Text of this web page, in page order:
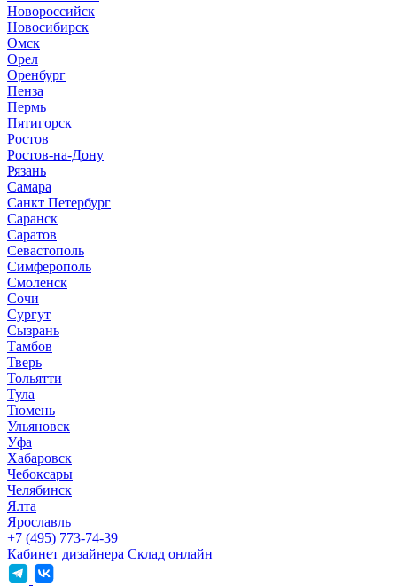
Новороссийск
Новосибирск
Омск
Орел
Оренбург
Пенза
Пермь
Пятигорск
Ростов
Ростов-на-Дону
Рязань
Самара
Санкт Петербург
Саранск
Саратов
Севастополь
Симферополь
Смоленск
Сочи
Сургут
Сызрань
Тамбов
Тверь
Тольятти
Тула
Тюмень
Ульяновск
Уфа
Хабаровск
Чебоксары
Челябинск
Ялта
Ярославль
+7 (495) 773-74-39
Кабинет дизайнера Склад онлайн